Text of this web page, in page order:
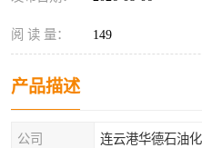
阅 读 量： 149
产品描述
公司 连云港华德石油